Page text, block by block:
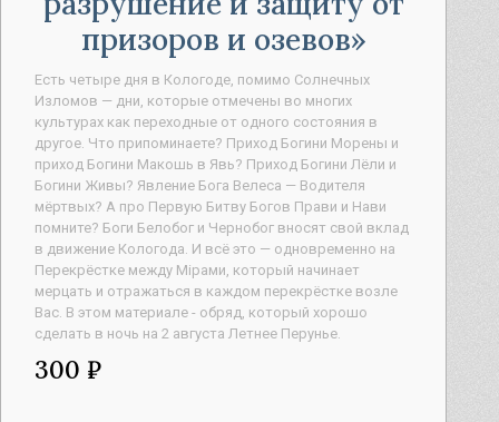
призоров и озевов
Есть четыре дня в Кологоде, помимо Солнечных
Изломов — дни, которые отмечены во многих
культурах как переходные от одного состояния в
другое. Что припоминаете? Приход Богини Морены и
приход Богини Макошь в Явь? Приход Богини Лёли и
Богини Живы? Явление Бога Велеса — Водителя
мёртвых? А про Первую Битву Богов Прави и Нави
помните? Боги Белобог и Чернобог вносят свой вклад
в движение Кологода. И всё это — одновременно на
Перекрёстке между Мiрами, который начинает
мерцать и отражаться в каждом перекрёстке возле
Вас. В этом материале - обряд, который хорошо
сделать в ночь на 2 августа Летнее Перунье.
300 ₽